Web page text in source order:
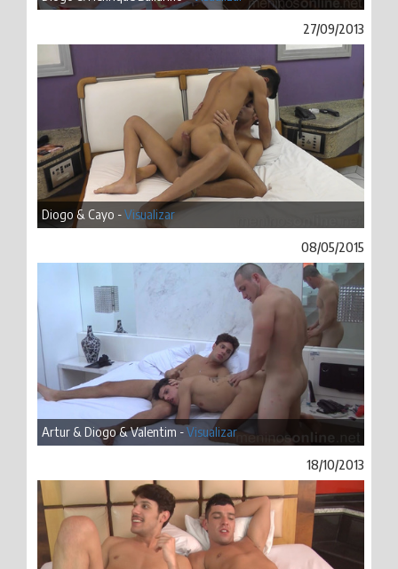
27/09/2013
Diogo & Cayo -Visualizar
08/05/2015
Artur & Diogo & Valentim -Visualizar
18/10/2013